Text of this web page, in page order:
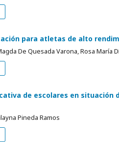
para atletas de alto
De Quesada Varona, Rosa María
de escolares en
Pineda Ramos